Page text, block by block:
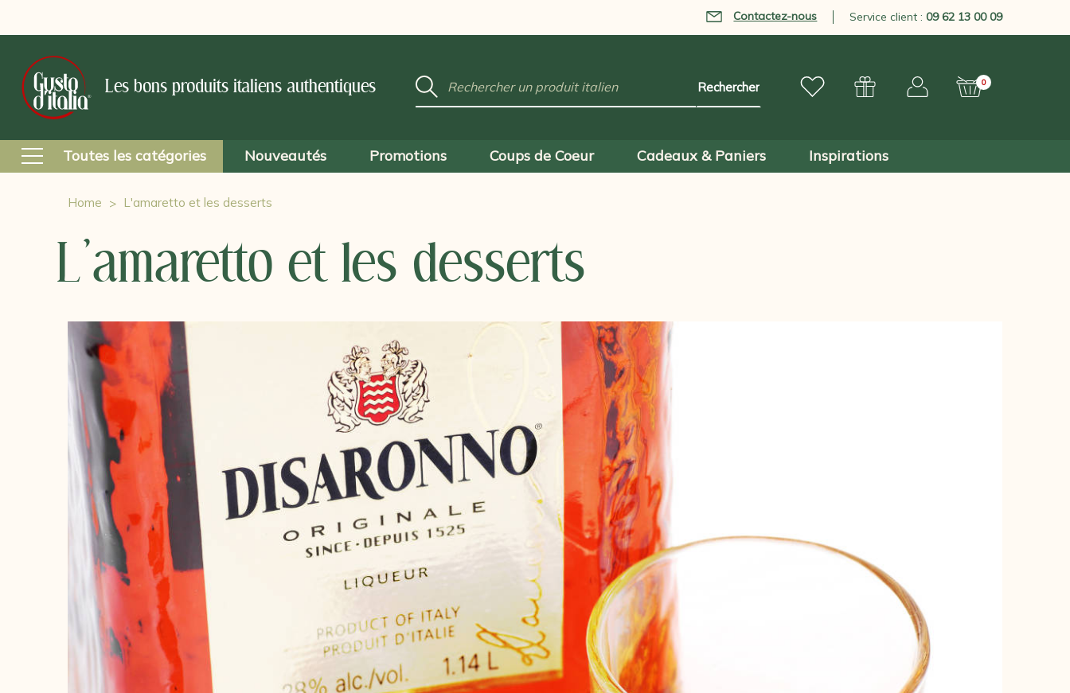
Contactez-nous Service client :09 62 13 00 09
Les bons produits italiens authentiques 0
Mot
clé
Toutes les catégories Nouveautés Promotions Coups de Coeur Cadeaux & Paniers Inspirations
Home L'amaretto et les desserts
L'amaretto et les desserts